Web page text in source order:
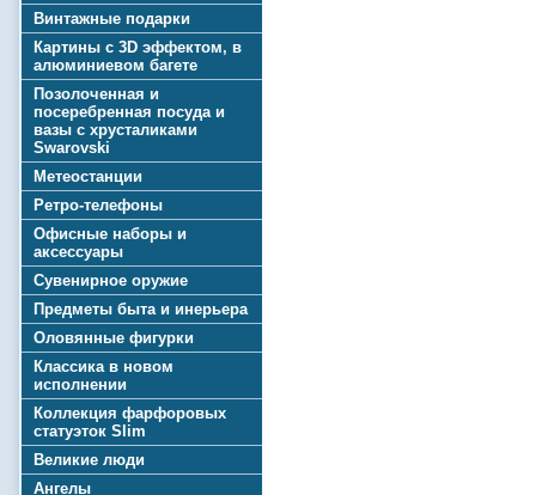
Винтажные подарки
Картины с 3D эффектом, в
алюминиевом багете
Позолоченная и
посеребренная посуда и
вазы с хрусталиками
Swarovski
Метеостанции
Ретро-телефоны
Офисные наборы и
аксессуары
Сувенирное оружие
Предметы быта и инерьера
Оловянные фигурки
Классика в новом
исполнении
Коллекция фарфоровых
статуэток Slim
Великие люди
Ангелы